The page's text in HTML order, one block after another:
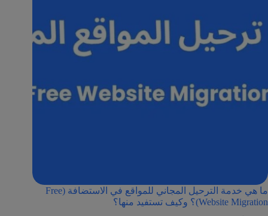
ما هي خدمة الترحيل المجاني للمواقع في الاستضافة (Free
Website Migration)؟ وكيف تستفيد منها؟